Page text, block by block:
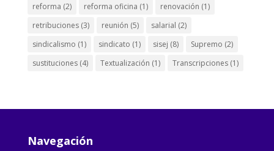
reforma (2) reforma oficina (1) renovación (1)
retribuciones(3) reunión (5) salarial (2)
sindicalismo (1) sindicato (1) sisej (8) Supremo (2)
sustituciones(4) Textualización (1) Transcripciones(1)
Navegación